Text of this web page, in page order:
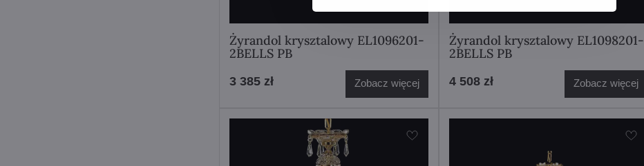
Żyrandol krysztalowy EL1096201-
2BELLS PB
3 385 zł Zobacz więcej
Żyrandol krysztalowy EL1098201-
2BELLS PB
4 508 zł Zobacz więcej